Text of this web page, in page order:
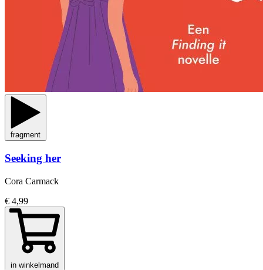
fragment
Seeking her
Cora Carmack
€ 4,99
in winkelmand